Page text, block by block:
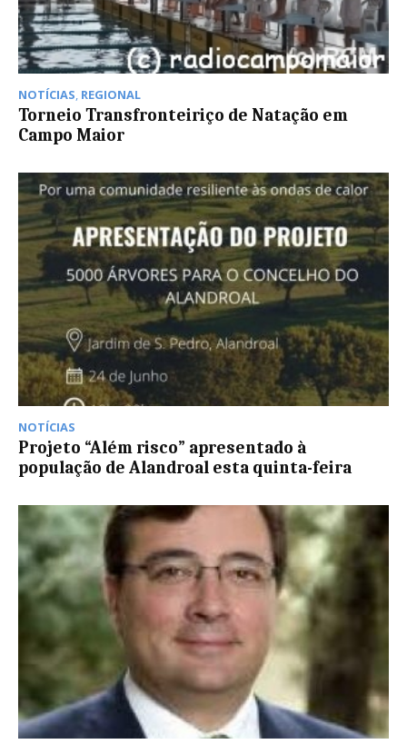
NOTÍCIAS, REGIONAL
Torneio Transfronteiriço de Natação em
Campo Maior
NOTÍCIAS
Projeto “Além risco” apresentado à
população de Alandroal esta quinta-feira